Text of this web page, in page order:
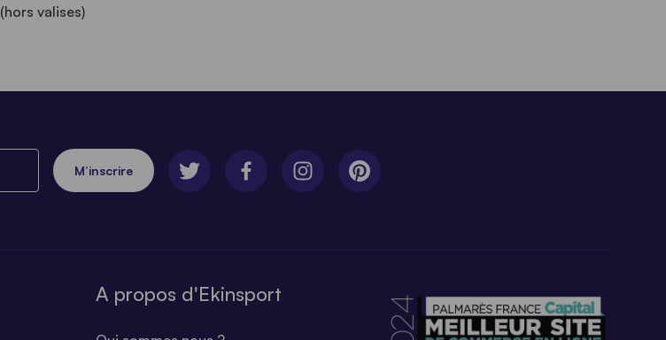
(hors valises)
M’inscrire
A propos d'Ekinsport